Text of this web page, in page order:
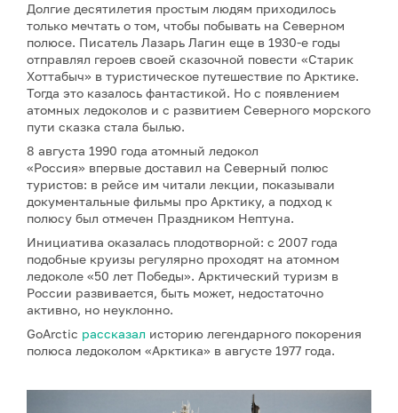
Долгие десятилетия простым людям приходилось
только мечтать о том, чтобы побывать на Северном
полюсе. Писатель Лазарь Лагин еще в 1930-е годы
отправлял героев своей сказочной повести «Старик
Хоттабыч» в туристическое путешествие по Арктике.
Тогда это казалось фантастикой. Но с появлением
атомных ледоколов и с развитием Северного морского
пути сказка стала былью.
8 августа 1990 года атомный ледокол
«Россия» впервые доставил на Северный полюс
туристов: в рейсе им читали лекции, показывали
документальные фильмы про Арктику, а подход к
полюсу был отмечен Праздником Нептуна.
Инициатива оказалась плодотворной: с 2007 года
подобные круизы регулярно проходят на атомном
ледоколе «50 лет Победы». Арктический туризм в
России развивается, быть может, недостаточно
активно, но неуклонно.
GoArctic рассказал историю легендарного покорения
полюса ледоколом «Арктика» в августе 1977 года.